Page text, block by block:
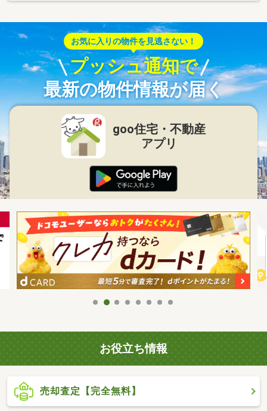
お気に入りの物件を見逃さない！
プッシュ通知で
最新の物件情報が届く
goo住宅・不動産
アプリ
お役立ち情報
売却査定【完全無料】